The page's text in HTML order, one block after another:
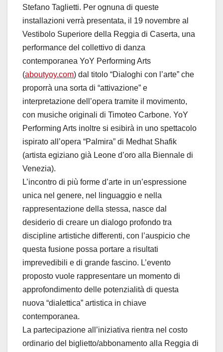
Stefano Taglietti. Per ognuna di queste
installazioni verrà presentata, il 19 novembre al
Vestibolo Superiore della Reggia di Caserta, una
performance del collettivo di danza
contemporanea YoY Performing Arts
(aboutyoy.com) dal titolo “Dialoghi con l’arte” che
proporrà una sorta di “attivazione” e
interpretazione dell’opera tramite il movimento,
con musiche originali di Timoteo Carbone. YoY
Performing Arts inoltre si esibirà in uno spettacolo
ispirato all’opera “Palmira” di Medhat Shafik
(artista egiziano già Leone d’oro alla Biennale di
Venezia).
L’incontro di più forme d’arte in un’espressione
unica nel genere, nel linguaggio e nella
rappresentazione della stessa, nasce dal
desiderio di creare un dialogo profondo tra
discipline artistiche differenti, con l’auspicio che
questa fusione possa portare a risultati
imprevedibili e di grande fascino. L’evento
proposto vuole rappresentare un momento di
approfondimento delle potenzialità di questa
nuova “dialettica” artistica in chiave
contemporanea.
La partecipazione all’iniziativa rientra nel costo
ordinario del biglietto/abbonamento alla Reggia di